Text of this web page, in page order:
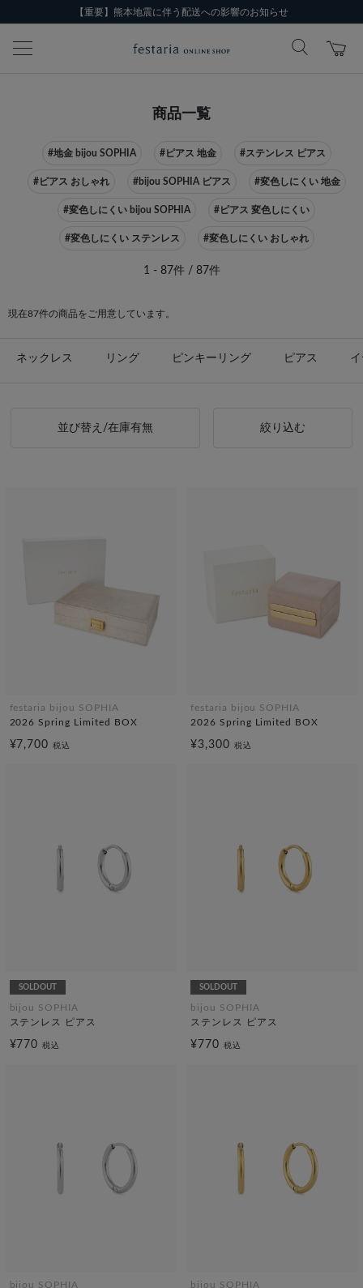
【重要】熊本地震に伴う配送への影響のお知らせ
商品一覧
#地金 bijou SOPHIA #ピアス 地金 #ステンレス ピアス
#ピアス おしゃれ #bijou SOPHIA ピアス #変色しにくい 地金
#変色しにくい bijou SOPHIA #ピアス 変色しにくい
#変色しにくい ステンレス #変色しにくい おしゃれ
1 - 87件 / 87件
現在87件の商品をご用意しています。
ネックレス リング ピンキーリング ピアス
並び替え/在庫有無 絞り込む
festaria bijou SOPHIA
2026 Spring Limited BOX
¥7,700税込
festaria bijou SOPHIA
2026 Spring Limited BOX
¥3,300 税込
SOLDOUT
bijou SOPHIA
ステンレス ピアス
¥770税込
SOLDOUT
bijou SOPHIA
ステンレス ピアス
¥770 税込
bijou SOPHIA
bijou SOPHIA